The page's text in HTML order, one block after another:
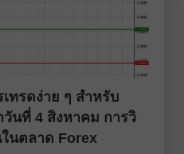
ทรดง่าย ๆ สำหรับ
วันที่ 4 สิงหาคม การวิ
ในตลาด Forex